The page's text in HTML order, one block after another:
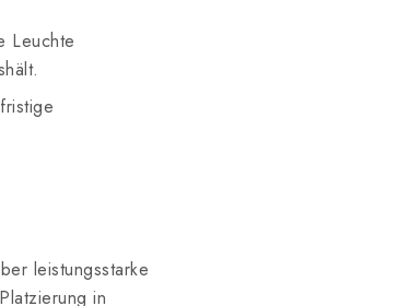
Leuchte
leistungsstarke
in